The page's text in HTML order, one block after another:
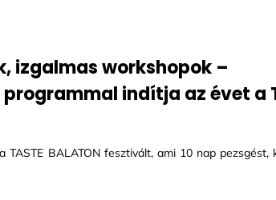
izgalmas workshopok –
indítja az évet a
TASTE BALATON fesztivált, ami 10 nap pezsgést,